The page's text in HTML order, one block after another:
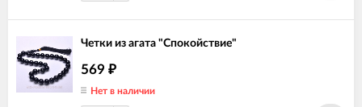
Четки из агата "Спокойствие"
569 ₽
Нет в наличии